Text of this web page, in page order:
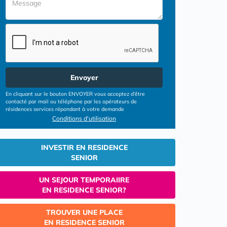
Envoyer
En cliquant sur le bouton ENVOYER vous acceptez d’être
contacté par mail ou téléphone par les opérateurs de
résidences services répondant à votre demande
Conditions d'utilisation
INVESTIR EN RESIDENCE
SENIOR
UN SEJOUR TEMPORAIIRE
EN RESIDENCE SENIOR?
TROUVER UNE PLACE
EN RESIDENCE SENIOR